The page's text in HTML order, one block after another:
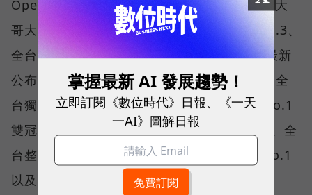
Opensignal 公布的評比結果。今年初，台灣大
哥大不僅率先奪下「 4G／5G 在線率全球 No.3、
全台 No.1 」國際級榮譽，在 Opensignal 最新
公布的台灣行動網路體驗報告中，更一舉斬獲全
台獨有的「可靠性體驗」與「品質一致性」No.1
雙冠王，同時，包辦全台整體影音體驗 No.1、全
台整體語音體驗 No.1、全台 5G 語音體驗 No.1
以及全台網路在線率 No.1 多項榮譽。
掌握最新 AI 發展趨勢！
立即訂閱《數位時代》日報、《一天
一AI》圖解日報